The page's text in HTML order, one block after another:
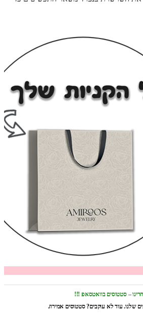
– סטטוסים בוואטסאפ !!!
שלנו. עוד לא עוקבים? סטטוסים אמירוז.